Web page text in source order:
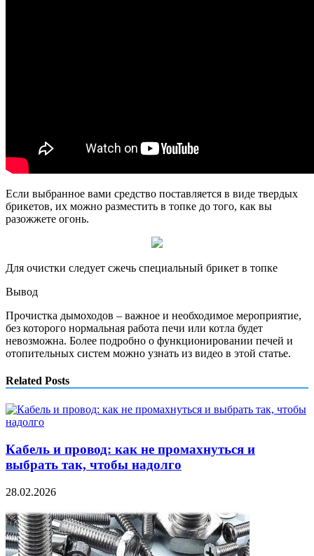
Если выбранное вами средство поставляется в виде твердых
брикетов, их можно разместить в топке до того, как вы
разожжете огонь.
Для очистки следует сжечь специальный брикет в топке
Вывод
Прочистка дымоходов – важное и необходимое мероприятие,
без которого нормальная работа печи или котла будет
невозможна. Более подробно о функционировании печей и
отопительных систем можно узнать из видео в этой статье.
Related Posts
Кабель и провод: как не промахнуться и
выбрать так, чтобы надолго
28.02.2026